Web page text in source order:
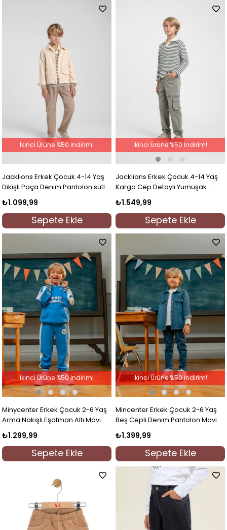
Jacklions Erkek Çocuk 4-14 Yaş
Dikişli Paça Denim Pantolon sütlü
₺1.099,99
Sepete Ekle
İkinci Ürüne %50 İndirim!
Jacklions Erkek Çocuk 4-14 Yaş
Kargo Cep Detaylı Yumuşak
₺1.549,99
Sepete Ekle
İkinci Ürüne %50 İndirim!
Minycenter Erkek Çocuk 2-6 Yaş
Arma Nakışlı Eşofman Altı Mavi
₺1.299,99
Sepete Ekle
İkinci Ürüne %50 İndirim!
Mincenter Erkek Çocuk 2-6 Yaş
Beş Cepli Denim Pantolon Mavi
₺1.399,99
Sepete Ekle
İkinci Ürüne %50 İndirim!